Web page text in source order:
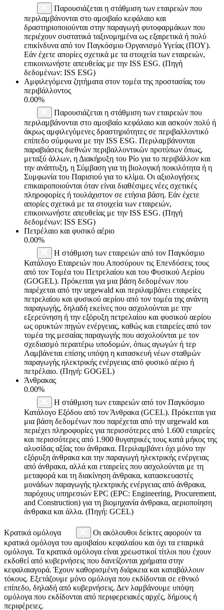
Παρουσιάζεται η στάθμιση των εταιρειών που
περιλαμβάνονται στο αμοιβαίο κεφάλαιο και
δραστηριοποιούνται στην παραγωγή φυτοφαρμάκων που
περιέχουν συστατικά ταξινομημένα ως εξαιρετικά ή πολύ
επικίνδυνα από τον Παγκόσμιο Οργανισμό Υγείας (ΠΟΥ).
Εάν έχετε απορίες σχετικά με τα στοιχεία των εταιρειών,
επικοινωνήστε απευθείας με την ISS ESG. (Πηγή
δεδομένων: ISS ESG)
Αμφιλεγόμενα ζητήματα στον τομέα της προστασίας του
περιβάλλοντος
0.00%
Παρουσιάζεται η στάθμιση των εταιρειών που
περιλαμβάνονται στο αμοιβαίο κεφάλαιο και ασκούν πολύ ή
άκρως αμφιλεγόμενες δραστηριότητες σε περιβαλλοντικό
επίπεδο σύμφωνα με την ISS ESG. Περιλαμβάνονται
παραβιάσεις διεθνών περιβαλλοντικών προτύπων όπως,
μεταξύ άλλων, η Διακήρυξη του Ρίο για το περιβάλλον και
την ανάπτυξη, η Σύμβαση για τη βιολογική ποικιλότητα ή η
Συμφωνία του Παρισιού για το κλίμα. Οι αξιολογήσεις
επικαιροποιούνται όταν είναι διαθέσιμες νέες σχετικές
πληροφορίες ή τουλάχιστον σε ετήσια βάση. Εάν έχετε
απορίες σχετικά με τα στοιχεία των εταιρειών,
επικοινωνήστε απευθείας με την ISS ESG. (Πηγή
δεδομένων: ISS ESG)
Πετρέλαιο και φυσικό αέριο
0.00%
Η στάθμιση των εταιρειών από τον Παγκόσμιο
Κατάλογο Εταιρειών που Αποσύρουν τις Επενδύσεις τους
από τον Τομέα του Πετρελαίου και του Φυσικού Αερίου
(GOGEL). Πρόκειται για μια βάση δεδομένων που
παρέχεται από την urgewald και περιλαμβάνει εταιρείες
πετρελαίου και φυσικού αερίου από τον τομέα της ανάντη
παραγωγής, δηλαδή εκείνες που ασχολούνται με την
εξερεύνηση ή την εξόρυξη πετρελαίου και φυσικού αερίου
ως ορυκτών πηγών ενέργειας, καθώς και εταιρείες από τον
τομέα της μεσαίας παραγωγής που ασχολούνται με τον
σχεδιασμό περαιτέρω υποδομών, όπως αγωγών ή τερ
Λαμβάνεται επίσης υπόψη η κατασκευή νέων σταθμών
παραγωγής ηλεκτρικής ενέργειας από φυσικό αέριο ή
πετρέλαιο. (Πηγή: GOGEL)
Άνθρακας
0.00%
Η στάθμιση των εταιρειών από τον Παγκόσμιο
Κατάλογο Εξόδου από τον Άνθρακα (GCEL). Πρόκειται για
μια βάση δεδομένων που παρέχεται από την urgewald και
περιέχει πληροφορίες για περισσότερες από 1.600 εταιρείες
και περισσότερες από 1.900 θυγατρικές τους κατά μήκος της
αλυσίδας αξίας του άνθρακα. Περιλαμβάνει όχι μόνο την
εξόρυξη άνθρακα και την παραγωγή ηλεκτρικής ενέργειας
από άνθρακα, αλλά και εταιρείες που ασχολούνται με τη
μεταφορά και τη διακίνηση άνθρακα, κατασκευαστές
μονάδων παραγωγής ηλεκτρικής ενέργειας από άνθρακα,
παρόχους υπηρεσιών EPC (EPC: Engineering, Procurement,
and Construction) για τη βιομηχανία άνθρακα, αεριοποίηση
άνθρακα και άλλα. (Πηγή: GCEL)
Κρατικά ομόλογα
Οι ακόλουθοι δείκτες αφορούν τα
κρατικά ομόλογα του αμοιβαίου κεφαλαίου και όχι τα εταιρικά
ομόλογα. Τα κρατικά ομόλογα είναι χρεωστικοί τίτλοι που έχουν
εκδοθεί από κυβερνήσεις που δανείζονται χρήματα στην
κεφαλαιαγορά. Έχουν καθορισμένη διάρκεια και καταβάλλουν
τόκους. Εξετάζουμε μόνο ομόλογα που εκδίδονται σε εθνικό
επίπεδο, δηλαδή από κυβερνήσεις. Δεν λαμβάνουμε υπόψη
ομόλογα που εκδίδονται από περιφερειακές αρχές, δήμους ή
περιφέρειες.